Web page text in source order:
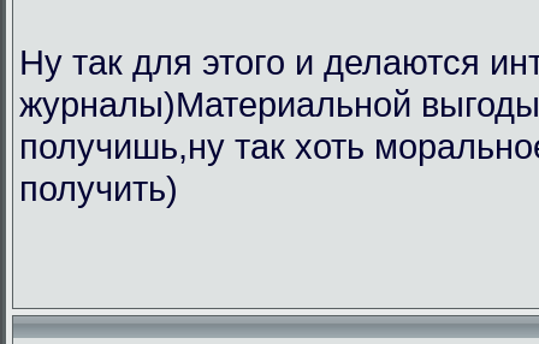
Ну так для этого и делаются
журналы)Материальной
получишь,ну так хоть
получить)